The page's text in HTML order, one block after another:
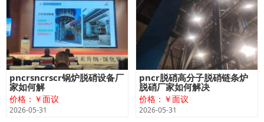
pncrsncrscr锅炉脱硝设备厂
家如何解
价格：￥面议
2026-05-31
pncr脱硝高分子脱硝链条炉
脱硝厂家如何解决
价格：￥面议
2026-05-31